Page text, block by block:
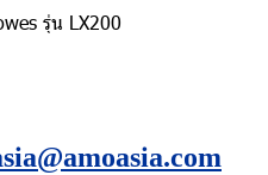
รุ่น LX200